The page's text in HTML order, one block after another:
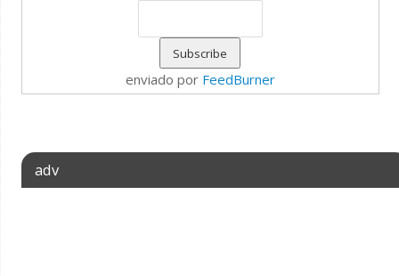
enviado porFeedBurner
adv